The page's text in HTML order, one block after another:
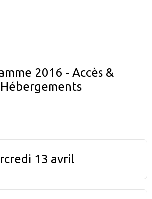
2016 - Accès &
Hébergements
13 avril